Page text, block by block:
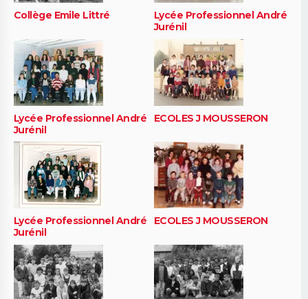
Collège Emile Littré
Lycée Professionnel André
Jurénil
Lycée Professionnel André
Jurénil
ECOLES J MOUSSERON
Lycée Professionnel André
Jurénil
ECOLES J MOUSSERON